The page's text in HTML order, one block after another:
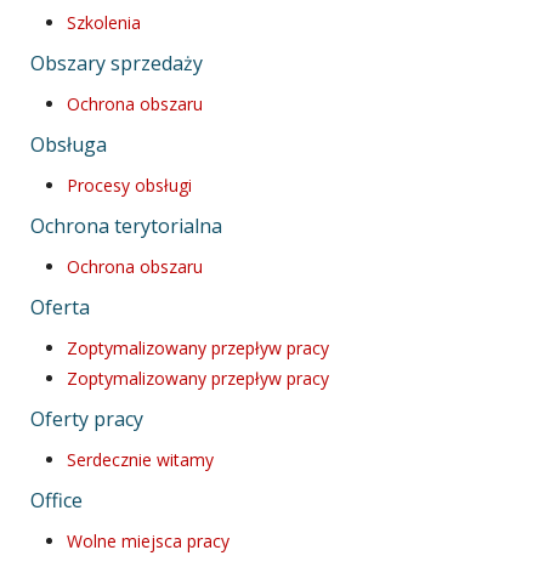
Szkolenia
Obszary sprzedaży
Ochrona obszaru
Obsługa
Procesy obsługi
Ochrona terytorialna
Ochrona obszaru
Oferta
Zoptymalizowany przepływ pracy
Zoptymalizowany przepływ pracy
Oferty pracy
Serdecznie witamy
Office
Wolne miejsca pracy